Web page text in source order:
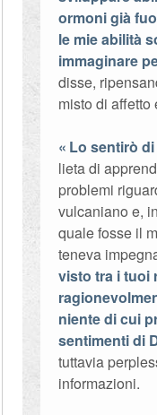
ormoni già
le mie abilità
immaginare
disse,
misto di affetto
Lo sentirò
lieta di
problemi
vulcaniano e,
quale fosse il
teneva
visto tra i tuoi
niente di cui
sentimenti di
tuttavia
informazioni.